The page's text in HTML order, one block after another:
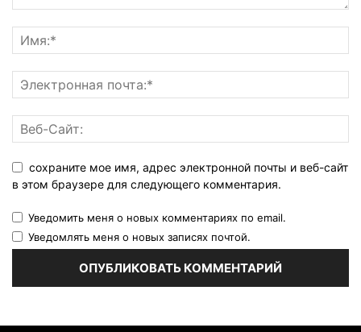
сохраните мое имя, адрес электронной почты и веб-сайт
в этом браузере для следующего комментария.
Уведомить меня о новых комментариях по email.
Уведомлять меня о новых записях почтой.